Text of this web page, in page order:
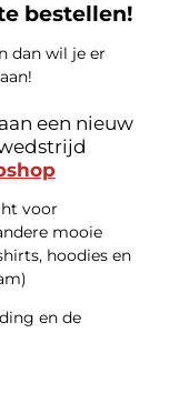
bestellen!
dan wil je er
een nieuw
voor
mooie
hoodies en
en de